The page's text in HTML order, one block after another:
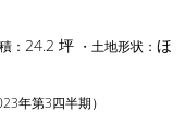
： 24.2 坪 ・土地形状： ほ
年第3四半期）